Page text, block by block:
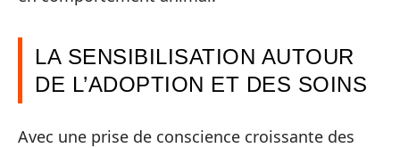
LA SENSIBILISATION AUTOUR
DE L’ADOPTION ET DES SOINS
Avec une prise de conscience croissante des